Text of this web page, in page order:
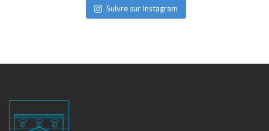
Suivre sur Instagram